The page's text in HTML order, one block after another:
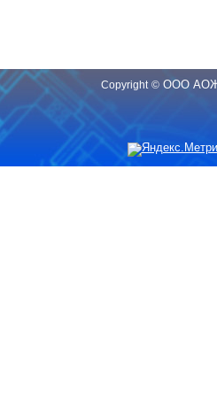
Copyright ©ООО